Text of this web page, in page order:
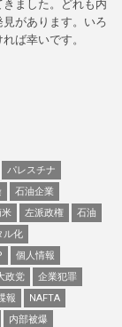
ました。どれも内
があります。いろ
ば幸いです。
パレスチナ
石油企業
米 左派政権
石油
ル化
個人情報
政党
企業犯罪
報
NAFTA
内部被爆